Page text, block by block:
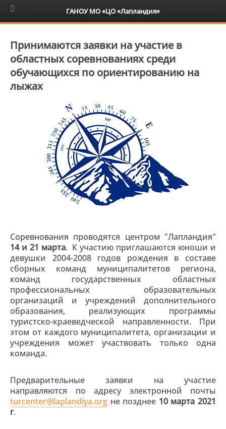
6+
Принимаются заявки на участие в
областных соревнованиях среди
обучающихся по ориентированию на
лыжах
Соревнования проводятся центром "Лапландия"
14 и 21 марта. К участию приглашаются юноши и
девушки 2004-2008 годов рождения в составе
сборных команд муниципалитетов региона,
команд государственных областных
профессиональных образовательных
организаций и учреждений дополнительного
образования, реализующих программы
туристско-краеведческой направленности. При
этом от каждого муниципалитета, организации и
учреждения может участвовать только одна
команда.
Предварительные заявки на участие
направляются по адресу электронной почты
turcenter@laplandiya.org не позднее 10 марта 2021
г.
ГАНОУ МО «ЦО «Лапландия»